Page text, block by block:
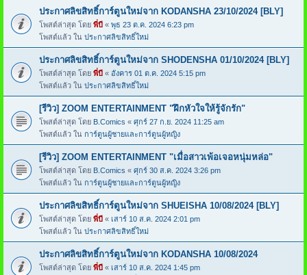
ประกาศลิขสิทธิ์การ์ตูนใหม่จาก KODANSHA 23/10/2024 [BLY]
โพสต์ล่าสุด โดย พี่บี « พุธ 23 ต.ค. 2024 6:23 pm
โพสต์แล้ว ใน ประกาศลิขสิทธิ์ใหม่
ประกาศลิขสิทธิ์การ์ตูนใหม่จาก SHODENSHA 01/10/2024 [BLY]
โพสต์ล่าสุด โดย พี่บี « อังคาร 01 ต.ค. 2024 5:15 pm
โพสต์แล้ว ใน ประกาศลิขสิทธิ์ใหม่
[รีวิว] ZOOM ENTERTAINMENT "ฝึกหัวใจให้รู้จักรัก"
โพสต์ล่าสุด โดย B.Comics « ศุกร์ 27 ก.ย. 2024 11:25 am
โพสต์แล้ว ใน การ์ตูนผู้ชายและการ์ตูนผู้หญิง
[รีวิว] ZOOM ENTERTAINMENT "เมื่อสาวเพ้อเจอหนุ่มหล่อ"
โพสต์ล่าสุด โดย B.Comics « ศุกร์ 30 ส.ค. 2024 3:26 pm
โพสต์แล้ว ใน การ์ตูนผู้ชายและการ์ตูนผู้หญิง
ประกาศลิขสิทธิ์การ์ตูนใหม่จาก SHUEISHA 10/08/2024 [BLY]
โพสต์ล่าสุด โดย พี่บี « เสาร์ 10 ส.ค. 2024 2:01 pm
โพสต์แล้ว ใน ประกาศลิขสิทธิ์ใหม่
ประกาศลิขสิทธิ์การ์ตูนใหม่จาก KODANSHA 10/08/2024
โพสต์ล่าสุด โดย พี่บี « เสาร์ 10 ส.ค. 2024 1:45 pm